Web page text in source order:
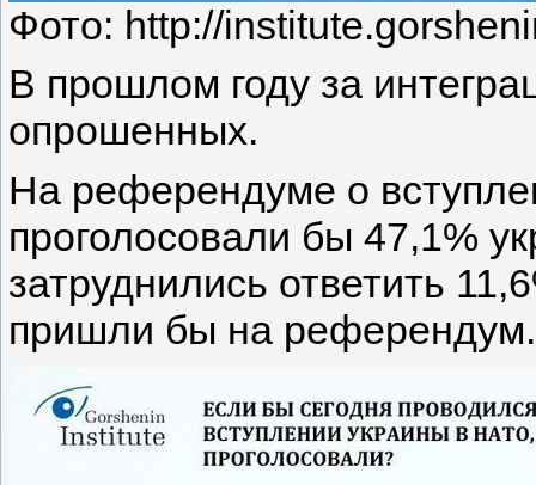
Фото: http://
В прошлом году за
опрошенных.
На референдуме о
проголосовали бы 47,1%
затруднились ответить
пришли бы на референдум.